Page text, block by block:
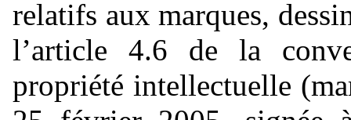
relatifs aux marques,
l’article 4.6 de la
propriété intellectuelle